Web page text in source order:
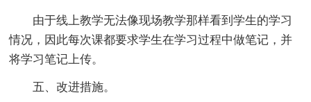
由于线上教学无法像现场教学那样看到学生的学习
情况，因此每次课都要求学生在学习过程中做笔记，并
将学习笔记上传。
五、改进措施。